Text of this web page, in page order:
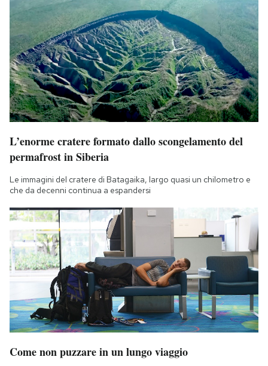
L’enorme cratere formato dallo scongelamento del
permafrost in Siberia
Le immagini del cratere di Batagaika, largo quasi un chilometro e
che da decenni continua a espandersi
Come non puzzare in un lungo viaggio